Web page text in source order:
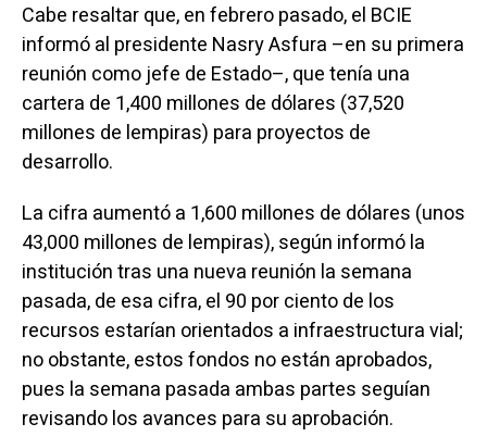
Cabe resaltar que, en febrero pasado, el BCIE
informó al presidente Nasry Asfura –en su primera
reunión como jefe de Estado–, que tenía una
cartera de 1,400 millones de dólares (37,520
millones de lempiras) para proyectos de
desarrollo.
La cifra aumentó a 1,600 millones de dólares (unos
43,000 millones de lempiras), según informó la
institución tras una nueva reunión la semana
pasada, de esa cifra, el 90 por ciento de los
recursos estarían orientados a infraestructura vial;
no obstante, estos fondos no están aprobados,
pues la semana pasada ambas partes seguían
revisando los avances para su aprobación.